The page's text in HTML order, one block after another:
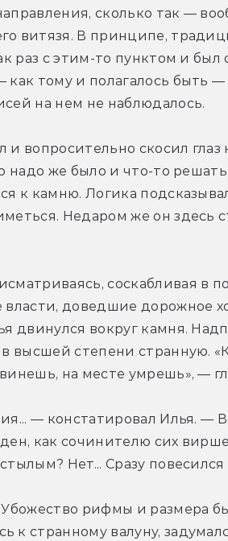
сколько так —
витязя. В принципе,
раз с этим-то пунктом и был
как тому и полагалось быть
на нем не наблюдалось.
и вопросительно скосил
надо же было и что-то
к камню. Логика
Недаром же он здесь
соскабливая в
власти, доведшие дорожное
двинулся вокруг камня.
высшей степени странную.
на месте умрешь», —
— констатировал Илья. —
как сочинителю сих
Нет... Сразу повесился
рифмы и размера
к странному валуну,